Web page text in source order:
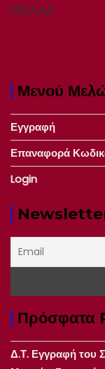
ΠΟΛΛΑ
Μενού
Εγγραφή
Επαναφορά
Login
Πρόσφατα
Δ.Τ. Εγγραφή του